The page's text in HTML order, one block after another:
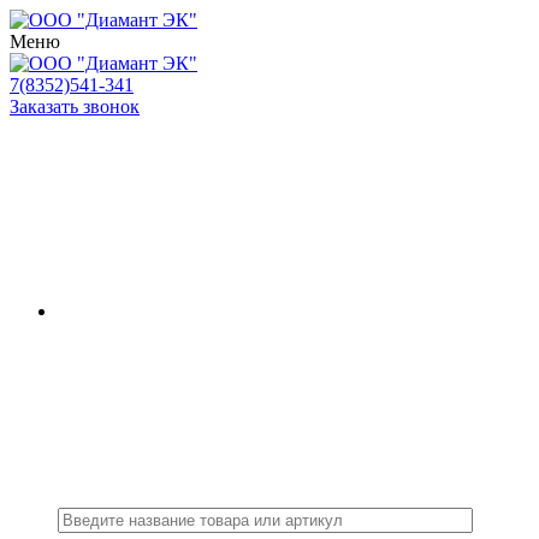
Меню
7(8352)541-341
Заказать звонок